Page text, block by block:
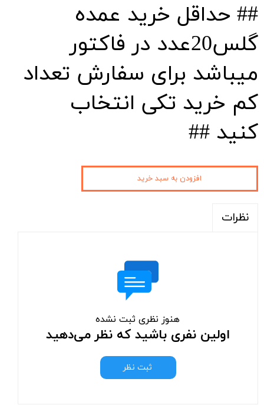
## حداقل خرید عمده
گلس20عدد در فاکتور
میباشد برای سفارش تعداد
کم خرید تکی انتخاب
کنید ##
افزودن به سبد خرید
نظرات
هنوز نظری ثبت نشده
اولین نفری باشید که نظر می‌دهید
ثبت نظر